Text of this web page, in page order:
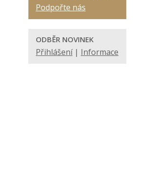
Podpořte nás
ODBĚR NOVINEK
Přihlášení| Informace